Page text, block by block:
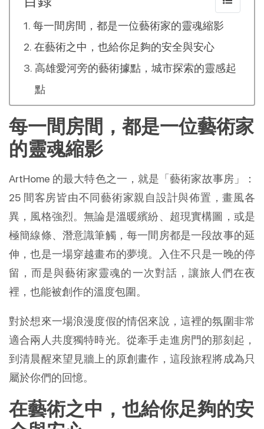
每一間房間，都是一位藝術家的靈魂縮影
在藝術之中，也給你足夠的安全與安心
高雄愛河旁的藝術據點，城市探索的靈感起
點
每一間房間，都是一位藝術家
的靈魂縮影
ArtHome 的最大特色之一，就是「藝術家故事房」：
25 間客房皆由不同藝術家親自設計與佈置，畫風各
異，風格強烈。無論是溫暖繽紛、超現實構圖，或是
極簡線條、潛意識筆觸，每一間房都是一段故事的延
伸，也是一場穿越畫布的夢境。入住不只是一晚的停
留，而是與藝術家靈魂的一次對話，讓旅人們在夜
裡，也能被創作的溫度包圍。
對於想來一場浪漫度假的情侶來說，這裡的氛圍非常
適合兩人共度獨特時光。從牽手走進房門的那刻起，
到清晨醒來望見牆上的原創畫作，這段旅程將成為只
屬於你們的回憶。
在藝術之中，也給你足夠的安